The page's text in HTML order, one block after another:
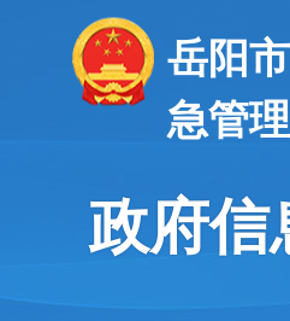
岳阳
急管
政府信